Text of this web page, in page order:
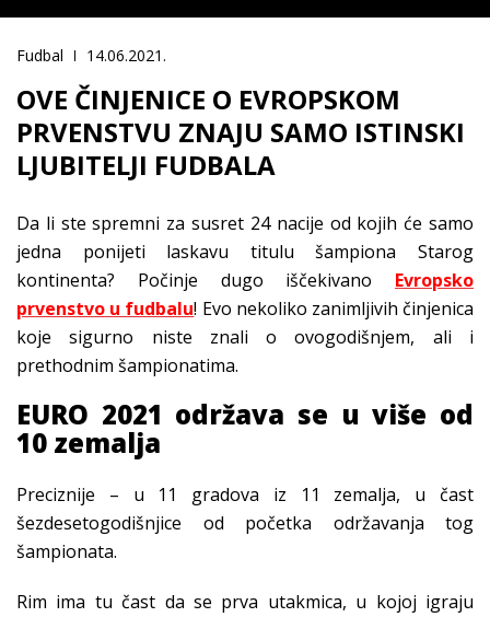
Fudbal 14.06.2021.
OVE ČINJENICE O EVROPSKOM
PRVENSTVU ZNAJU SAMO ISTINSKI
LJUBITELJI FUDBALA
Da li ste spremni za susret 24 nacije od kojih će samo
jedna ponijeti laskavu titulu šampiona Starog
kontinenta? Počinje dugo iščekivano Evropsko
prvenstvo u fudbalu! Evo nekoliko zanimljivih činjenica
koje sigurno niste znali o ovogodišnjem, ali i
prethodnim šampionatima.
EURO 2021 održava se u više od
10 zemalja
Preciznije – u 11 gradova iz 11 zemalja, u čast
šezdesetogodišnjice od početka održavanja tog
šampionata.
Rim ima tu čast da se prva utakmica, u kojoj igraju